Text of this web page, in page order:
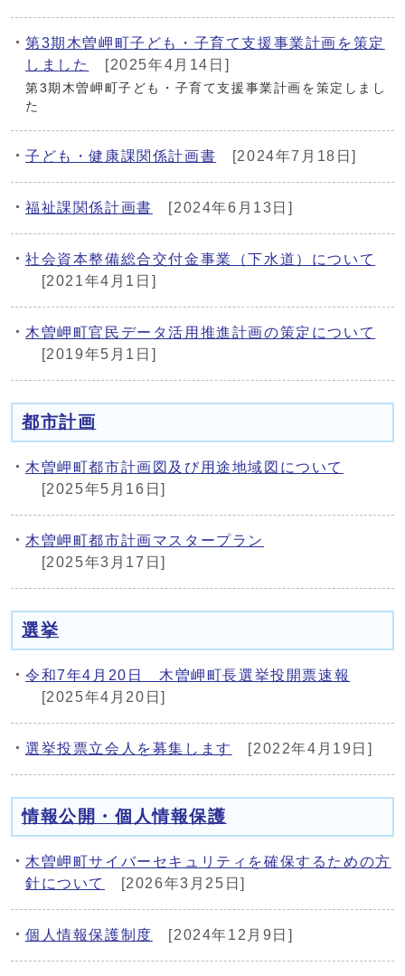
第3期木曽岬町子ども・子育て支援事業計画を策定
しました
[2025年4月14日]
第3期木曽岬町子ども・子育て支援事業計画を策定しまし
た
子ども・健康課関係計画書 [2024年7月18日]
福祉課関係計画書 [2024年6月13日]
社会資本整備総合交付金事業（下水道）について
[2021年4月1日]
木曽岬町官民データ活用推進計画の策定について
[2019年5月1日]
都市計画
木曽岬町都市計画図及び用途地域図について
[2025年5月16日]
木曽岬町都市計画マスタープラン
[2025年3月17日]
選挙
令和7年4月20日 木曽岬町長選挙投開票速報
[2025年4月20日]
選挙投票立会人を募集します [2022年4月19日]
情報公開・個人情報保護
木曽岬町サイバーセキュリティを確保するための方
針について
[2026年3月25日]
個人情報保護制度 [2024年12月9日]